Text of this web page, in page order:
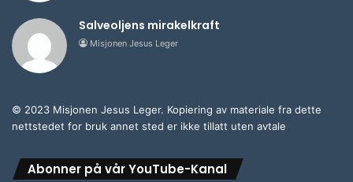
Salveoljens mirakelkraft
Misjonen Jesus Leger
© 2023 Misjonen Jesus Leger. Kopiering av materiale fra dette
nettstedet for bruk annet sted er ikke tillatt uten avtale
Abonner på vår YouTube-Kanal